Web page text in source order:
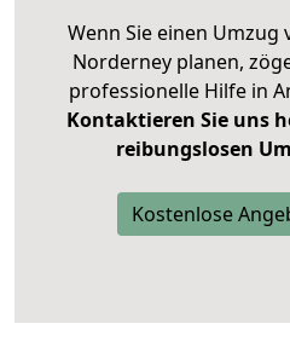
Wenn Sie einen Umzug
Norderney planen,
professionelle Hilfe in
Kontaktieren Sie uns
reibungslosen
Kostenlose